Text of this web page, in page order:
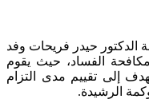
الدكتور حيدر فريحات وفد
ومكافحة الفساد، حيث يقوم
تهدف إلى تقييم مدى التزام
الرشيدة.